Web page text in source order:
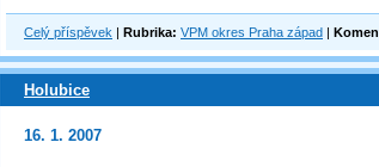
Celý příspěvek | Rubrika: VPM okres Praha západ |
Holubice
16. 1. 2007